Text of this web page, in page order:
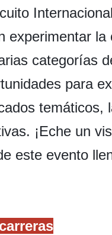
experimentar
categorías
para
temáticos,
¡Eche un
este evento